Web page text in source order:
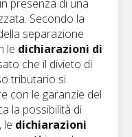
presenza di una
Secondo la
separazione
le dichiarazioni di
che il divieto di
tributario si
con le garanzie del
la possibilità di
le dichiarazioni